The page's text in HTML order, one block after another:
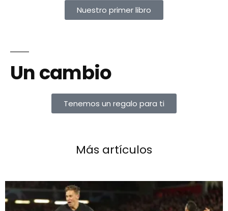
Nuestro primer libro
Un cambio
Tenemos un regalo para ti
Más artículos